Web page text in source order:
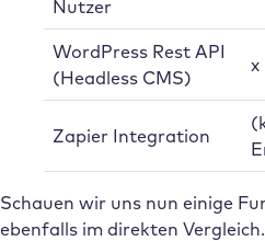
Nutzer
WordPress Rest API
(Headless CMS)
x
Zapier Integration
Schauen wir uns nun einige
ebenfalls im direkten Vergleich.